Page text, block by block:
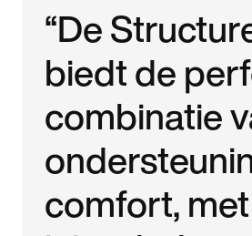
“De
biedt de
combinatie
comfort,